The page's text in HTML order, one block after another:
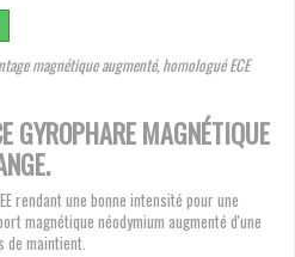
magnétique augmenté, homologué ECE
GYROPHARE MAGNÉTIQUE
rendant une bonne intensité pour une
magnétique néodymium augmenté d'une
de maintient.